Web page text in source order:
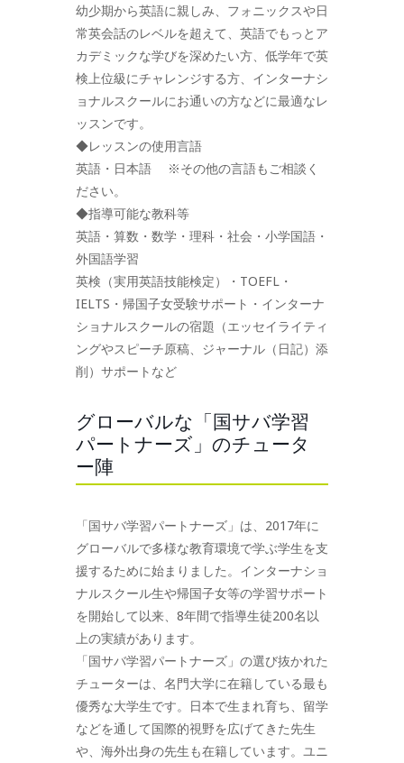
幼少期から英語に親しみ、フォニックスや日
常英会話のレベルを超えて、英語でもっとア
カデミックな学びを深めたい方、低学年で英
検上位級にチャレンジする方、インターナシ
ョナルスクールにお通いの方などに最適なレ
ッスンです。
◆レッスンの使用言語
英語・日本語 ※その他の言語もご相談く
ださい。
◆指導可能な教科等
英語・算数・数学・理科・社会・小学国語・
外国語学習
英検（実用英語技能検定）・TOEFL・
IELTS・帰国子女受験サポート・インターナ
ショナルスクールの宿題（エッセイライティ
ングやスピーチ原稿、ジャーナル（日記）添
削）サポートなど
グローバルな「国サバ学習
パートナーズ」のチュータ
ー陣
「国サバ学習パートナーズ」は、2017年に
グローバルで多様な教育環境で学ぶ学生を支
援するために始まりました。インターナショ
ナルスクール生や帰国子女等の学習サポート
を開始して以来、8年間で指導生徒200名以
上の実績があります。
「国サバ学習パートナーズ」の選び抜かれた
チューターは、名門大学に在籍している最も
優秀な大学生です。日本で生まれ育ち、留学
などを通して国際的視野を広げてきた先生
や、海外出身の先生も在籍しています。ユニ